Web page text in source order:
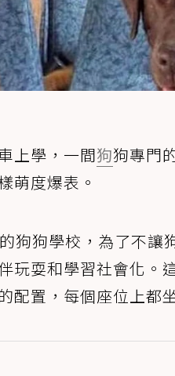
上學，一間狗狗專門
萌度爆表。
狗狗學校，為了不讓
玩耍和學習社會化。
配置，每個座位上都